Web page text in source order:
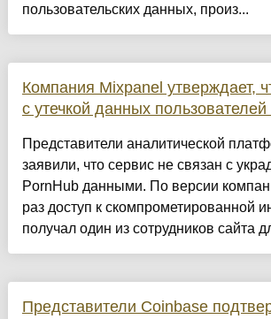
пользовательских данных, произ...
Компания Mixpanel утверждает,
с утечкой данных
Представители аналитической
заявили, что сервис не связан с
PornHub данными. По версии
раз доступ к скомпрометированной
получал один из сотрудников сайта
Представители Coinbase